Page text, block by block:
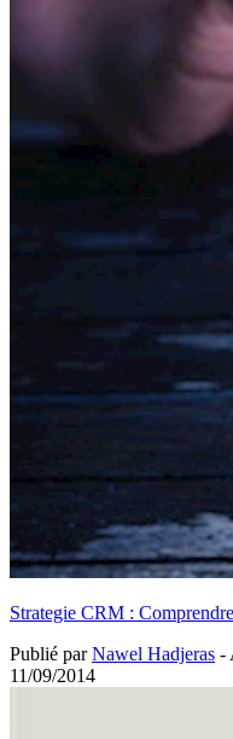
Strategie CRM :
Publié parNawel Hadjeras -
11/09/2014